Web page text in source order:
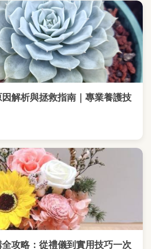
解析與拯救指南｜專業養護技
攻略：從禮儀到實用技巧一次